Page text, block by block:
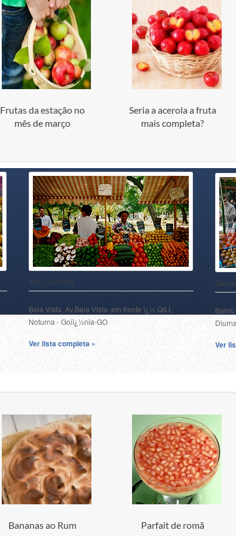
Frutas da estação no
mês de março
Seria a acerola a fruta
mais completa?
Terï¿½a-Feira
Bela Vista, Av.Bela Vista ,em frente ï¿½ Qd.I,
Noturna - Goiï¿½nia-GO
Ver lista completa » Ver
Bananas ao Rum Parfait de romã